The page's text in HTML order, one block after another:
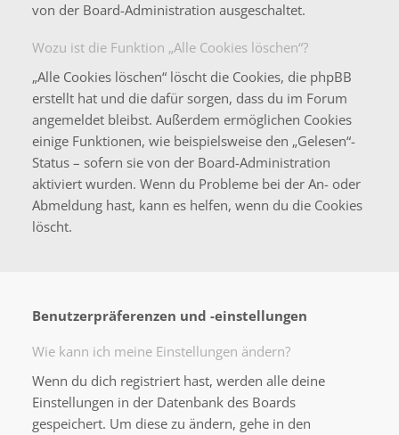
von der Board-Administration ausgeschaltet.
Wozu ist die Funktion „Alle Cookies löschen“?
„Alle Cookies löschen“ löscht die Cookies, die phpBB
erstellt hat und die dafür sorgen, dass du im Forum
angemeldet bleibst. Außerdem ermöglichen Cookies
einige Funktionen, wie beispielsweise den „Gelesen“-
Status – sofern sie von der Board-Administration
aktiviert wurden. Wenn du Probleme bei der An- oder
Abmeldung hast, kann es helfen, wenn du die Cookies
löscht.
Benutzerpräferenzen und -einstellungen
Wie kann ich meine Einstellungen ändern?
Wenn du dich registriert hast, werden alle deine
Einstellungen in der Datenbank des Boards
gespeichert. Um diese zu ändern, gehe in den